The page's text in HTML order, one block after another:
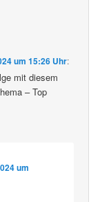
um 15:26 Uhr:
mit diesem
– Top
um